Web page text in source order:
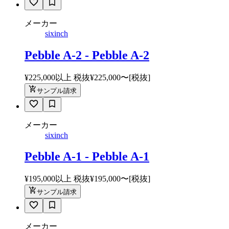
メーカー
sixinch
Pebble A-2 - Pebble A-2
¥225,000以上 税抜¥225,000〜[税抜]
サンプル請求
メーカー
sixinch
Pebble A-1 - Pebble A-1
¥195,000以上 税抜¥195,000〜[税抜]
サンプル請求
メーカー